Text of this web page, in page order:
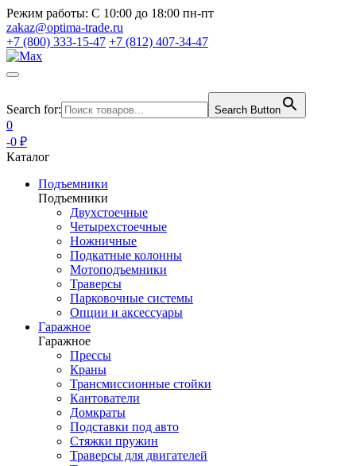
Режим работы: С 10:00 до 18:00 пн-пт
zakaz@optima-trade.ru
+7 (800) 333-15-47 +7 (812) 407-34-47
Search for: Search Button
0
-0 ₽
Каталог
Подъемники
Подъемники
Двухстоечные
Четырехстоечные
Ножничные
Подкатные колонны
Мотоподъемники
Траверсы
Парковочные системы
Опции и аксессуары
Гаражное
Гаражное
Прессы
Краны
Трансмиссионные стойки
Кантователи
Домкраты
Подставки под авто
Стяжки пружин
Траверсы для двигателей